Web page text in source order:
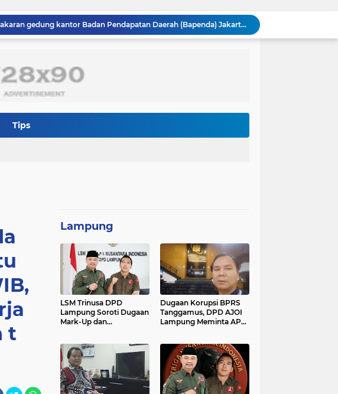
Kebakaran gedung kantor Badan Pendapatan Daerah (Bapenda) Jakarta, Jumat (7/8/2026) malam, terjadi di lantai enam, tujuh, dan 12
Kolaborasi Lanud Sjamsudin Noor dan BRI Wujudkan Generasi Hebat, Renovasi TK Angkasa 2 Hadirkan Harapan bagi Masa Depan Anak
TNI Tinjau Kesiapan Yonif TP di Sumatera Utara
PASIS DIKREG ANGKATAN KE 66 LAKSANAKAN TAHAP REGISTRASI AWAL
Tips
t
Lampung
LSM Trinusa DPD
Lampung Soroti Dugaan
Mark-Up dan
PKPCK
Dugaan Korupsi BPRS
Tanggamus, DPD AJOI
Lampung Meminta APH